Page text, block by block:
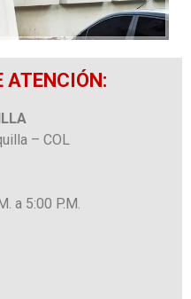
ATENCIÓN:
– COL
a 5:00 P.M.